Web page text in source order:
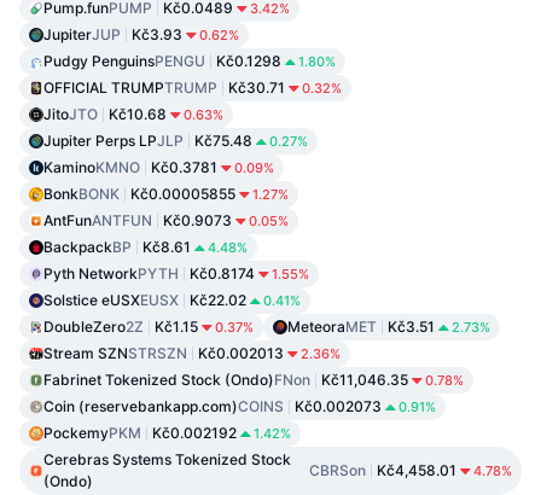
Pump.funPUMP Kč0.0489 3.42%
JupiterJUP Kč3.93 0.62%
Pudgy PenguinsPENGU Kč0.1298 1.80%
OFFICIAL TRUMPTRUMP Kč30.71 0.32%
JitoJTO Kč10.68 0.63%
Jupiter Perps LPJLP Kč75.48 0.27%
KaminoKMNO Kč0.3781 0.09%
BonkBONK Kč0.00005855 1.27%
AntFunANTFUN Kč0.9073 0.05%
BackpackBP Kč8.61 4.48%
Pyth NetworkPYTH Kč0.8174 1.55%
Solstice eUSXEUSX Kč22.02 0.41%
DoubleZero2Z Kč1.15 0.37% MeteoraMET Kč3.51 2.73%
Stream SZNSTRSZN Kč0.002013 2.36%
Fabrinet Tokenized Stock (Ondo)FNon Kč11,046.35 0.78%
Coin (reservebankapp.com)COINS Kč0.002073 0.91%
PockemyPKM Kč0.002192 1.42%
Cerebras Systems Tokenized Stock
(Ondo)
CBRSon Kč4,458.01 4.78%